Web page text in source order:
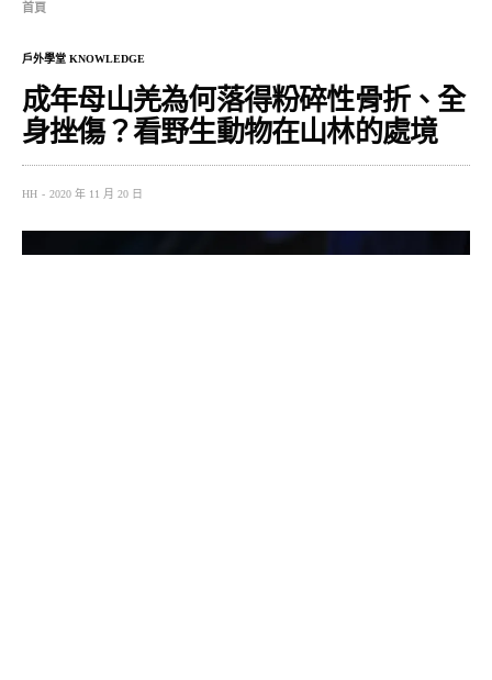
首頁
戶外學堂 KNOWLEDGE
成年母山羌為何落得粉碎性骨折、全
身挫傷？看野生動物在山林的處境
HH 2020 年 11 月 20 日